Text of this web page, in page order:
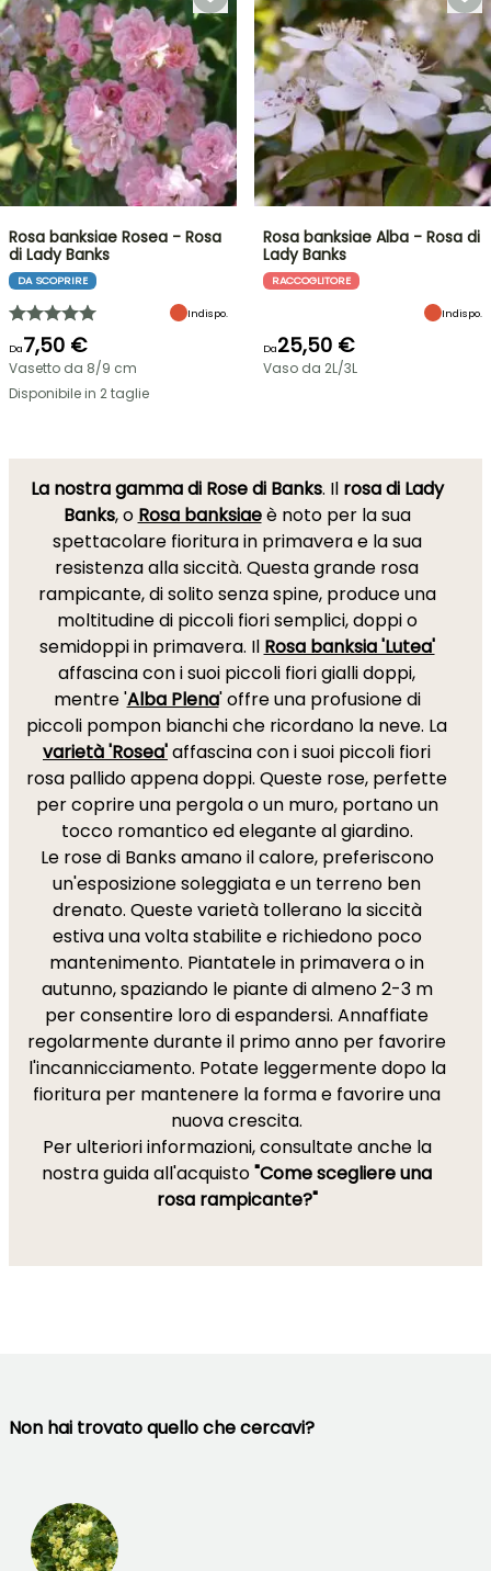
Rosa banksiae Rosea - Rosa
di Lady Banks
DA SCOPRIRE
Indispo.
Da7,50 €
Vasetto da 8/9 cm
Disponibile in 2 taglie
Rosa banksiae Alba - Rosa di
Lady Banks
RACCOGLITORE
Indispo.
Da25,50 €
Vaso da 2L/3L
La nostra gamma di Rose di Banks. Il rosa di Lady
Banks, o Rosa banksiaeè noto per la sua
spettacolare fioritura in primavera e la sua
resistenza alla siccità. Questa grande rosa
rampicante, di solito senza spine, produce una
moltitudine di piccoli fiori semplici, doppi o
semidoppi in primavera. Il Rosa banksia 'Lutea'
affascina con i suoi piccoli fiori gialli doppi,
mentre 'Alba Plena' offre una profusione di
piccoli pompon bianchi che ricordano la neve. La
varietà 'Rosea'affascina con i suoi piccoli fiori
rosa pallido appena doppi. Queste rose, perfette
per coprire una pergola o un muro, portano un
tocco romantico ed elegante al giardino.
Le rose di Banks amano il calore, preferiscono
un'esposizione soleggiata e un terreno ben
drenato. Queste varietà tollerano la siccità
estiva una volta stabilite e richiedono poco
mantenimento. Piantatele in primavera o in
autunno, spaziando le piante di almeno 2-3 m
per consentire loro di espandersi. Annaffiate
regolarmente durante il primo anno per favorire
l'incannicciamento. Potate leggermente dopo la
fioritura per mantenere la forma e favorire una
nuova crescita.
Per ulteriori informazioni, consultate anche la
nostra guida all'acquisto"Come scegliere una
rosa rampicante?"
Non hai trovato quello che cercavi?